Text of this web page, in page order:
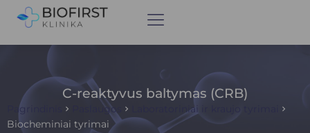
C-reaktyvus baltymas (CRB)
Pagrindinis Paslaugos
Laboratoriniai ir kraujo tyrimai
Biocheminiai tyrimai